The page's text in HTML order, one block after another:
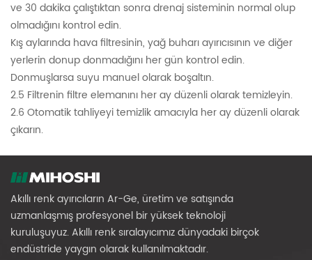
ve 30 dakika çalıştıktan sonra drenaj sisteminin normal olup
olmadığını kontrol edin.
Kış aylarında hava filtresinin, yağ buharı ayırıcısının ve diğer
yerlerin donup donmadığını her gün kontrol edin.
Donmuşlarsa suyu manuel olarak boşaltın.
2.5 Filtrenin filtre elemanını her ay düzenli olarak temizleyin.
2.6 Otomatik tahliyeyi temizlik amacıyla her ay düzenli olarak
çıkarın.
Akıllı renk ayırıcıların Ar-Ge, üretim ve satışında
uzmanlaşmış profesyonel bir yüksek teknoloji
kuruluşuyuz. Akıllı renk sıralayıcımız dünyadaki birçok
endüstride yaygın olarak kullanılmaktadır.